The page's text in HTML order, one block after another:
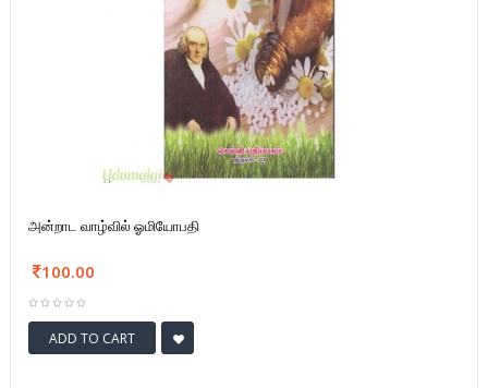
அன்றாட வாழ்வில் ஓமியோபதி
100.00
ADD TO CART